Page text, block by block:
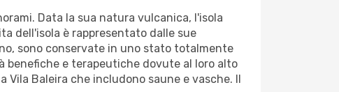
Data la sua natura vulcanica, l'isola
dell'isola è rappresentato dalle sue
sono conservate in uno stato totalmente
benefiche e terapeutiche dovute al loro alto
Vila Baleira che includono saune e vasche. Il